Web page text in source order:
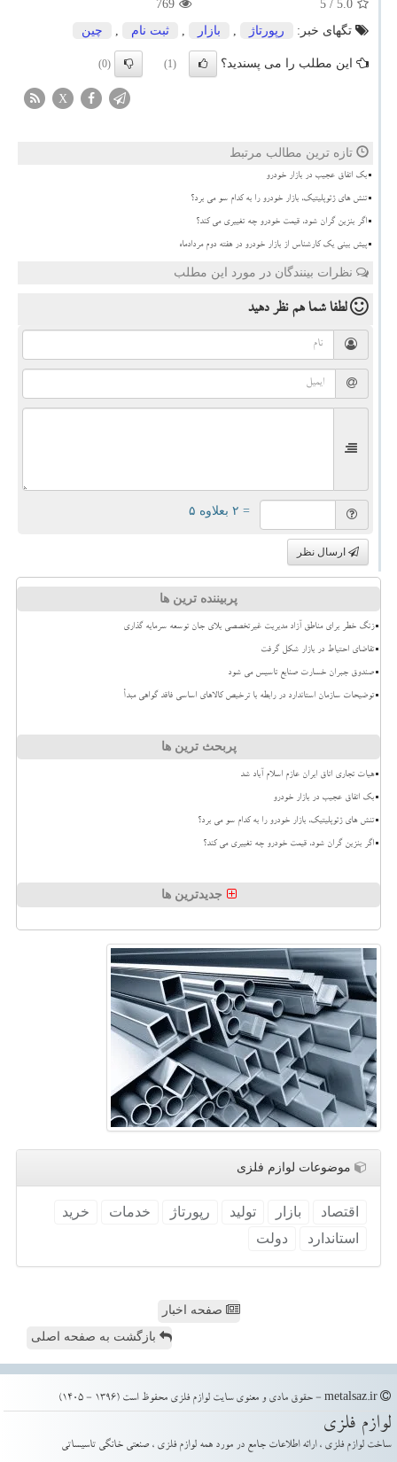
5.0
/ 5
769
تگهای خبر:
رپورتاژ , بازار , ثبت نام , چین
این مطلب را می پسندید؟ (1)
(0)
X
تازه ترین مطالب مرتبط
بک اتفاق عجیب در بازار خودرو
تنش های ژئوپلیتیک، بازار خودرو را به کدام سو می برد؟
اگر بنزین گران شود، قیمت خودرو چه تغییری می کند؟
پیش بینی یک کارشناس از بازار خودرو در هفته دوم مردادماه
نظرات بینندگان در مورد این مطلب
لطفا شما همنظر دهید
= ۲ بعلاوه ۵
ارسال نظر
پربیننده ترین ها
زنگ خطر برای مناطق آزاد مدیریت غیرتخصصی بلای جان توسعه سرمایه گذاری
تقاضای احتیاط در بازار شکل گرفت
صندوق جبران خسارت صنایع تاسیس می شود
توضیحات سازمان استاندارد در رابطه با ترخیص کالاهای اساسی فاقد گواهی مبدأ
پربحث ترین ها
هیات تجاری اتاق ایران عازم اسلام آباد شد
بک اتفاق عجیب در بازار خودرو
تنش های ژئوپلیتیک، بازار خودرو را به کدام سو می برد؟
اگر بنزین گران شود، قیمت خودرو چه تغییری می کند؟
جدیدترین ها
موضوعات لوازم فلزی
اقتصاد بازار تولید رپورتاژ خدمات
خرید
استاندارد
دولت
صفحه اخبار
بازگشت به صفحه اصلی
لوازم فلزی
ساخت لوازم فلزی ، ارائه اطلاعات جامع در مورد همه لوازم فلزی ، صنعتی خانگی تاسیساتی